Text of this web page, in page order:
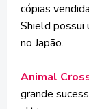
cópias
Shield
no Japão.
Animal
grande